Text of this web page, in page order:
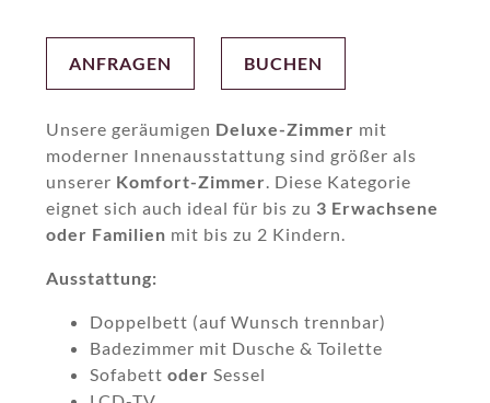
ANFRAGEN BUCHEN
Unsere geräumigen Deluxe-Zimmer mit
moderner Innenausstattung sind größer als
unserer Komfort-Zimmer . Diese Kategorie
eignet sich auch ideal für bis zu 3 Erwachsene
oder Familien mit bis zu 2 Kindern.
Ausstattung:
Doppelbett (auf Wunsch trennbar)
Badezimmer mit Dusche & Toilette
Sofabettoder Sessel